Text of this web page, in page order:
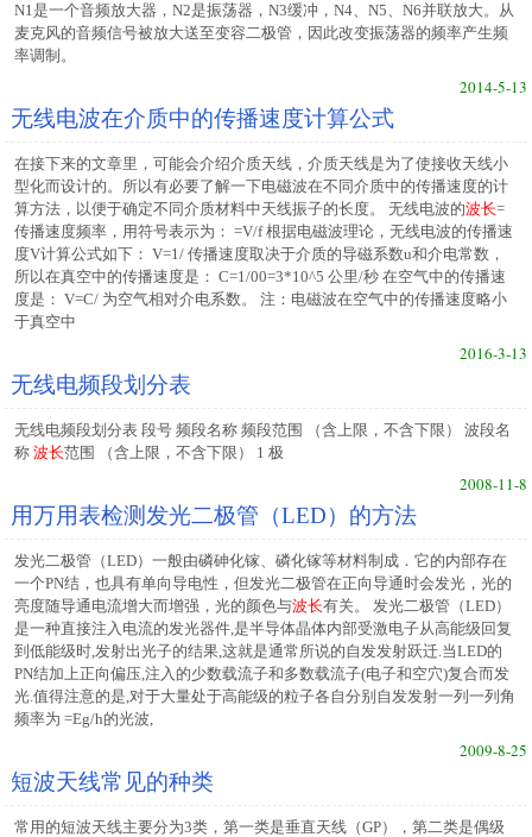
N1是一个音频放大器，N2是振荡器，N3缓冲，N4、N5、N6并联放大。从
麦克风的音频信号被放大送至变容二极管，因此改变振荡器的频率产生频
率调制。
2014-5-13
无线电波在介质中的传播速度计算公式
在接下来的文章里，可能会介绍介质天线，介质天线是为了使接收天线小
型化而设计的。所以有必要了解一下电磁波在不同介质中的传播速度的计
算方法，以便于确定不同介质材料中天线振子的长度。 无线电波的波长=
传播速度频率，用符号表示为： =V/f 根据电磁波理论，无线电波的传播速
度V计算公式如下： V=1/ 传播速度取决于介质的导磁系数u和介电常数，
所以在真空中的传播速度是： C=1/00=3*10^5 公里/秒 在空气中的传播速
度是： V=C/ 为空气相对介电系数。 注：电磁波在空气中的传播速度略小
于真空中
2016-3-13
无线电频段划分表
无线电频段划分表 段号 频段名称 频段范围 （含上限，不含下限） 波段名
称波长范围 （含上限，不含下限） 1 极
2008-11-8
用万用表检测发光二极管（LED）的方法
发光二极管（LED）一般由磷砷化镓、磷化镓等材料制成．它的内部存在
一个PN结，也具有单向导电性，但发光二极管在正向导通时会发光，光的
亮度随导通电流增大而增强，光的颜色与波长有关。 发光二极管（LED）
是一种直接注入电流的发光器件,是半导体晶体内部受激电子从高能级回复
到低能级时,发射出光子的结果,这就是通常所说的自发发射跃迁.当LED的
PN结加上正向偏压,注入的少数载流子和多数载流子(电子和空穴)复合而发
光.值得注意的是,对于大量处于高能级的粒子各自分别自发发射一列一列角
频率为 =Eg/h的光波,
2009-8-25
短波天线常见的种类
常用的短波天线主要分为3类，第一类是垂直天线（GP），第二类是偶级